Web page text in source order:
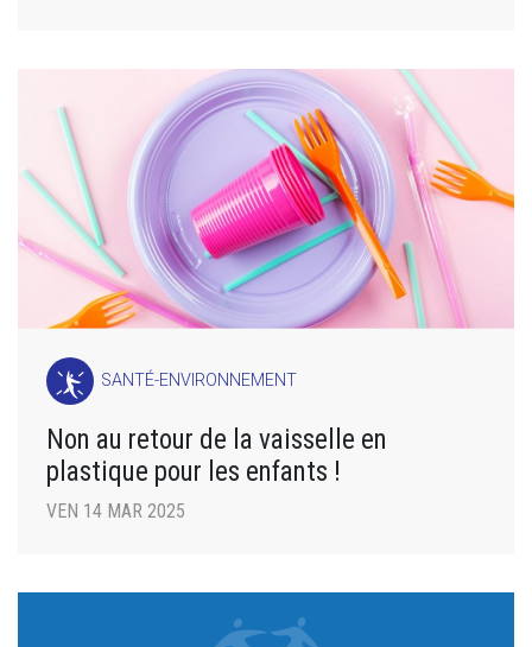
SANTÉ-ENVIRONNEMENT
Non au retour de la vaisselle en
plastique pour les enfants !
VEN 14 MAR 2025